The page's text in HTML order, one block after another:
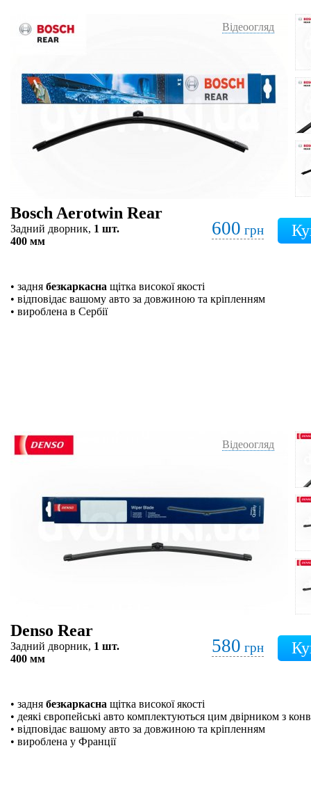
Відеоогляд
Bosch Aerotwin Rear
Задний дворник, 1 шт.
400 мм
600 грн
• задня безкаркасна щітка високої якості
• відповідає вашому авто за довжиною та кріпленням
• вироблена в Сербії
Відеоогляд
Denso Rear
Задний дворник, 1 шт.
400 мм
580 грн
• задня безкаркасна щітка високої якості
• деякі європейські авто комплектуються цим двірником з
• відповідає вашому авто за довжиною та кріпленням
• вироблена у Франції